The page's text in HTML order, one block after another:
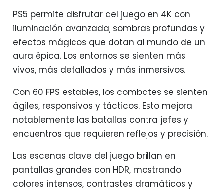
PS5 permite disfrutar del juego en 4K con
iluminación avanzada, sombras profundas y
efectos mágicos que dotan al mundo de un
aura épica. Los entornos se sienten más
vivos, más detallados y más inmersivos.
Con 60 FPS estables, los combates se sienten
ágiles, responsivos y tácticos. Esto mejora
notablemente las batallas contra jefes y
encuentros que requieren reflejos y precisión.
Las escenas clave del juego brillan en
pantallas grandes con HDR, mostrando
colores intensos, contrastes dramáticos y